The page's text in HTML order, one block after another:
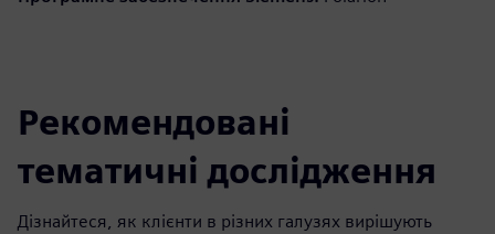
Рекомендовані
тематичні дослідження
Дізнайтеся, як клієнти в різних галузях вирішують